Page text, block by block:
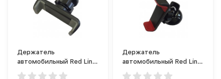
Держатель
автомобильный Red Line
UT9128
Держатель
автомобильный Red Line
UT9127